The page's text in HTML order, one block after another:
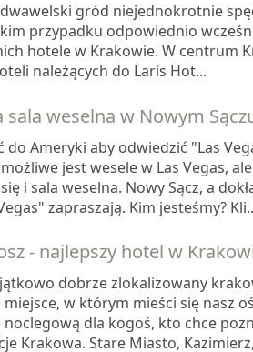
gród niejednokrotnie
przypadku odpowiednio
hotele w Krakowie. W centrum
należących do Laris Hot...
sala weselna w Nowym
do Ameryki aby odwiedzić "Las
jest wesele w Las Vegas,
i sala weselna. Nowy Sącz, a
zapraszają. Kim jesteśmy?
- najlepszy hotel w
dobrze zlokalizowany
miejsce, w którym mieści się nasz
noclegową dla kogoś, kto chce
Krakowa. Stare Miasto,